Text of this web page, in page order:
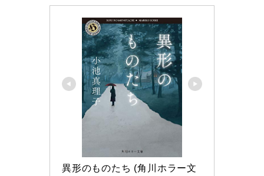
異形のものたち (角川ホラー文